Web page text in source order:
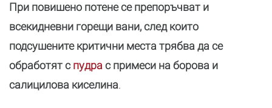
При повишено потене се препоръчват и
всекидневни горещи вани, след които
подсушените критични места трябва да се
обработят спудра с примеси на борова и
салицилова киселина.